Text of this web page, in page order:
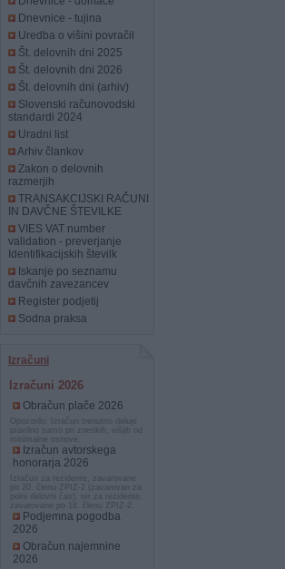
Dnevnice - tujina
Uredba o višini povračil
Št. delovnih dni 2025
Št. delovnih dni 2026
Št. delovnih dni (arhiv)
Slovenski računovodski
standardi 2024
Uradni list
Arhiv člankov
Zakon o delovnih
razmerjih
TRANSAKCIJSKI RAČUNI
IN DAVČNE ŠTEVILKE
VIES VAT number
validation - preverjanje
Identifikacijskih številk
Iskanje po seznamu
davčnih zavezancev
Register podjetij
Sodna praksa
Izračuni
Izračuni 2026
Obračun plače 2026
Opozorilo: Izračun trenutno deluje
pravilno samo pri zneskih, višjih od
minimalne osnove.
Izračun avtorskega
honorarja 2026
Izračun za rezidente, zavarovane
po 20. členu ZPIZ-2 (zavarovan za
polni delovni čas), ter za rezidente,
zavarovane po 18. členu ZPIZ-2.
Podjemna pogodba
2026
Obračun najemnine
2026